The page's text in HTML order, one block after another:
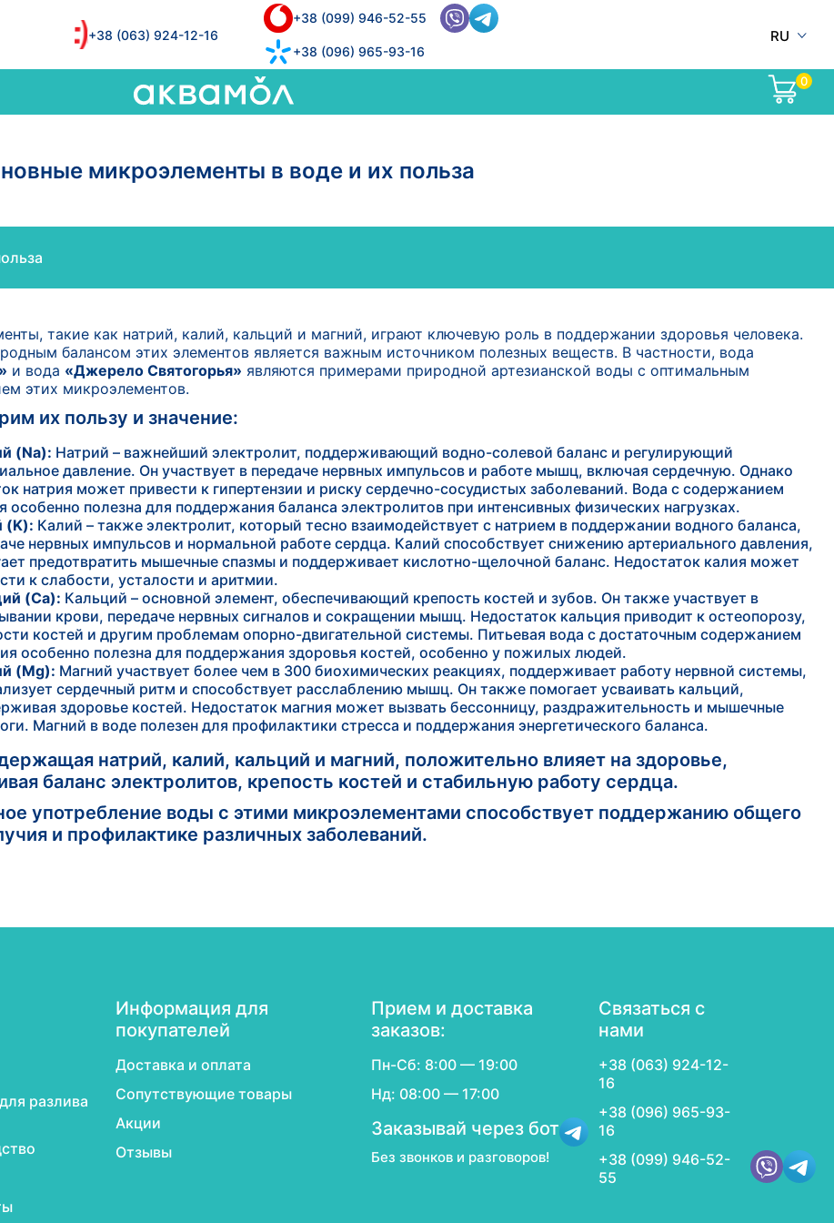
+38 (063) 924-12-16
+38 (099) 946-52-55
+38 (096) 965-93-16
RU
0
микроэлементы в воде и их польза
такие как натрий, калий, кальций и магний, играют ключевую роль в поддержании здоровья человека.
балансом этих элементов является важным источником полезных веществ. В частности, вода
и вода «Джерело Святогорья» являются примерами природной артезианской воды с оптимальным
этих микроэлементов.
их пользу и значение:
(Na): Натрий – важнейший электролит, поддерживающий водно-солевой баланс и регулирующий
давление. Он участвует в передаче нервных импульсов и работе мышц, включая сердечную. Однако
натрия может привести к гипертензии и риску сердечно-сосудистых заболеваний. Вода с содержанием
особенно полезна для поддержания баланса электролитов при интенсивных физических нагрузках.
(K): Калий – также электролит, который тесно взаимодействует с натрием в поддержании водного баланса,
нервных импульсов и нормальной работе сердца. Калий способствует снижению артериального давления,
предотвратить мышечные спазмы и поддерживает кислотно-щелочной баланс. Недостаток калия может
к слабости, усталости и аритмии.
(Ca): Кальций – основной элемент, обеспечивающий крепость костей и зубов. Он также участвует в
крови, передаче нервных сигналов и сокращении мышц. Недостаток кальция приводит к остеопорозу,
костей и другим проблемам опорно-двигательной системы. Питьевая вода с достаточным содержанием
особенно полезна для поддержания здоровья костей, особенно у пожилых людей.
(Mg): Магний участвует более чем в 300 биохимических реакциях, поддерживает работу нервной системы,
сердечный ритм и способствует расслаблению мышц. Он также помогает усваивать кальций,
здоровье костей. Недостаток магния может вызвать бессонницу, раздражительность и мышечные
Магний в воде полезен для профилактики стресса и поддержания энергетического баланса.
натрий, калий, кальций и магний, положительно влияет на здоровье,
баланс электролитов, крепость костей и стабильную работу сердца.
употребление воды с этими микроэлементами способствует поддержанию общего
и профилактике различных заболеваний.
разлива
Информация для
покупателей
Доставка и оплата
Сопутствующие товары
Акции
Отзывы
Прием и доставка
заказов:
Пн-Сб: 8:00 — 19:00
Нд: 08:00 — 17:00
Заказывай через бот
Без звонков и разговоров!
Связаться с
нами
+38 (063) 924-12-
16
+38 (096) 965-93-
16
+38 (099) 946-52-
55